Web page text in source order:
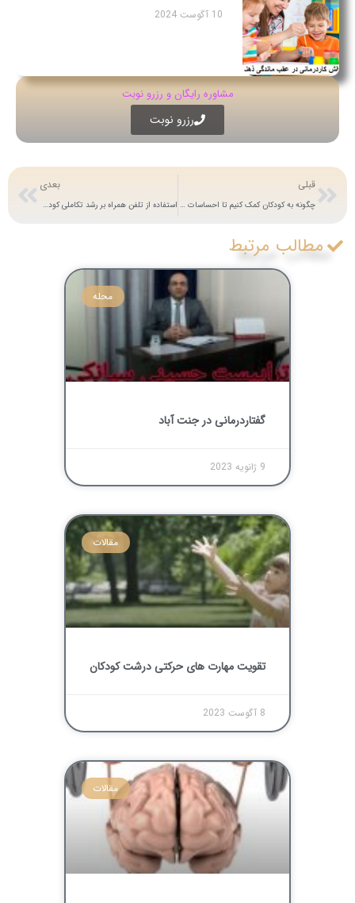
10 آگوست 2024
مشاوره رایگان و رزرو نوبت
رزرو نوبت
قبلی
چگونه به کودکان کمک کنیم تا احساسات خود را بیان کنند؟
بعدی
استفاده از تلفن همراه بر رشد تکاملی کودکان تأثیر می گذارد!
مطالب مرتبط
محله
گفتاردرمانی در جنت آباد
9 ژانویه 2023
مقالات
تقویت مهارت های حرکتی درشت کودکان
8 آگوست 2023
مقالات